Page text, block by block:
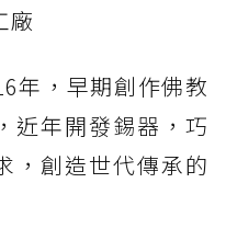
廠
年，早期創作佛教
近年開發錫器，巧
，創造世代傳承的